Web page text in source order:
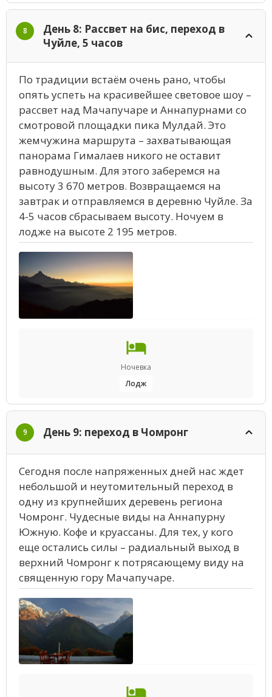
8
День 8: Рассвет на бис, переход в
Чуйле, 5 часов
По традиции встаём очень рано, чтобы
опять успеть на красивейшее световое шоу –
рассвет над Мачапучаре и Аннапурнами со
смотровой площадки пика Мулдай. Это
жемчужина маршрута – захватывающая
панорама Гималаев никого не оставит
равнодушным. Для этого заберемся на
высоту 3 670 метров. Возвращаемся на
завтрак и отправляемся в деревню Чуйле. За
4-5 часов сбрасываем высоту. Ночуем в
лодже на высоте 2 195 метров.
Ночевка
Лодж
9 День 9: переход в Чомронг
Сегодня после напряженных дней нас ждет
небольшой и неутомительный переход в
одну из крупнейших деревень региона
Чомронг. Чудесные виды на Аннапурну
Южную. Кофе и круассаны. Для тех, у кого
еще остались силы – радиальный выход в
верхний Чомронг к потрясающему виду на
священную гору Мачапучаре.